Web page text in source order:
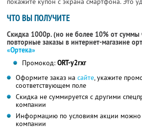
ЧТО ВЫ ПОЛУЧИТЕ
Скидка 1000р. (но не более 10% от суммы
повторные заказы в интернет-магазине
«Ортека»
Промокод: ORT-y2rxr
Оформите заказ на сайте, укажите
соответствующем поле
Скидка не суммируется с другими
компании
Информацию по условиям акции можно
компании